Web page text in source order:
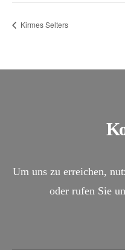
Kirmes Selters
Um uns zu erreichen,
oder rufen Sie